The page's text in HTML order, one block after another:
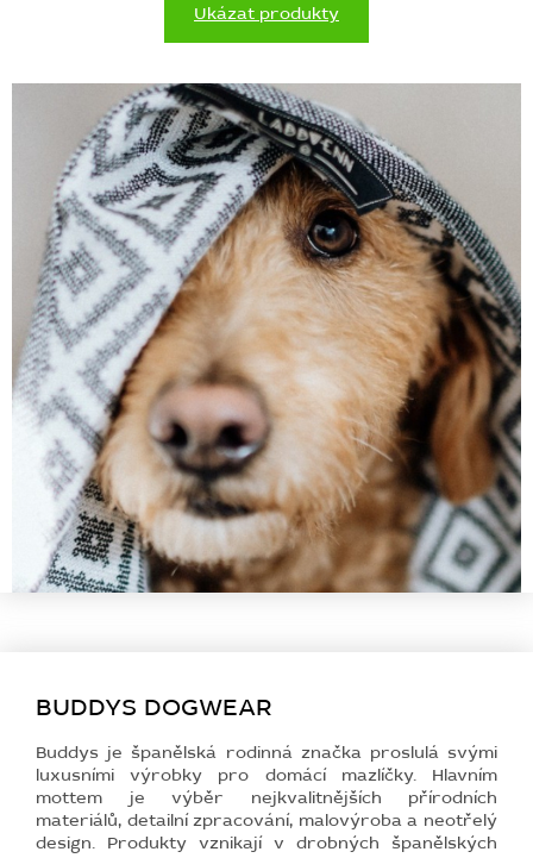
Ukázat produkty
BUDDYS DOGWEAR
Buddys je španělská rodinná značka proslulá svými
luxusními výrobky pro domácí mazlíčky. Hlavním
mottem je výběr nejkvalitnějších přírodních
materiálů, detailní zpracování, malovýroba a neotřelý
design. Produkty vznikají v drobných španělských